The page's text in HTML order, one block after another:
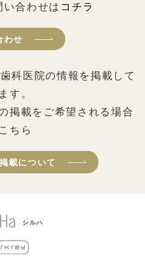
合わせは コチラ
わせ
科医院の情報を掲載して
す。
掲載をご希望される場合
ちら
載について
シルハ